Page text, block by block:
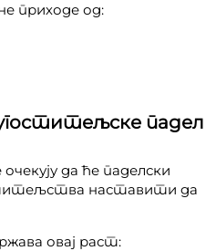
приходе од:
падел
да ће паделски
наставити да
овај раст: